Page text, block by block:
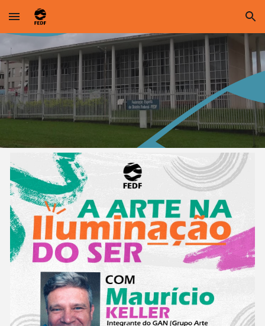
Skip to main content Skip to navigation